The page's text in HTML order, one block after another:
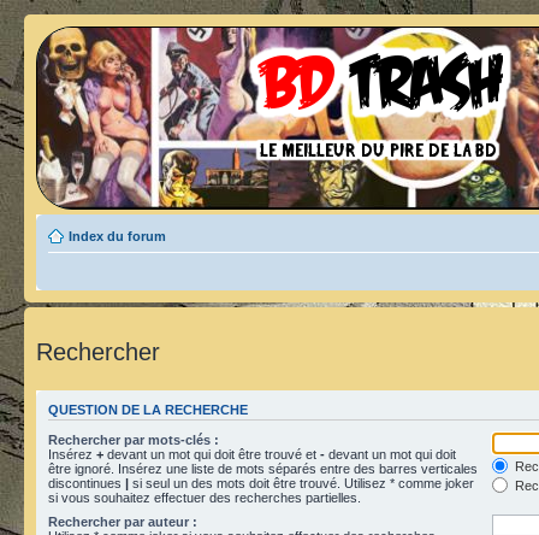
Index du forum
Rechercher
QUESTION DE LA RECHERCHE
Rechercher par mots-clés :
Insérez + devant un mot qui doit être trouvé et - devant un mot qui doit
être ignoré. Insérez une liste de mots séparés entre des barres verticales
discontinues | si seul un des mots doit être trouvé. Utilisez * comme joker
si vous souhaitez effectuer des recherches partielles.
Rechercher par auteur :